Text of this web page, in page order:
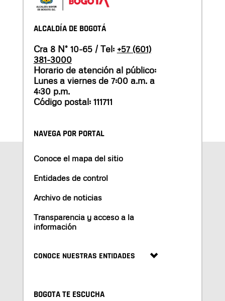
ALCALDÍA DE BOGOTÁ
Cra 8 N° 10-65 / Tel: +57 (601)
381-3000
Horario de atención al público:
Lunes a viernes de 7:00 a.m. a
4:30 p.m.
Código postal: 111711
NAVEGA POR PORTAL
Conoce el mapa del sitio
Entidades de control
Archivo de noticias
Transparencia y acceso a la
información
CONOCE NUESTRAS ENTIDADES
BOGOTA TE ESCUCHA